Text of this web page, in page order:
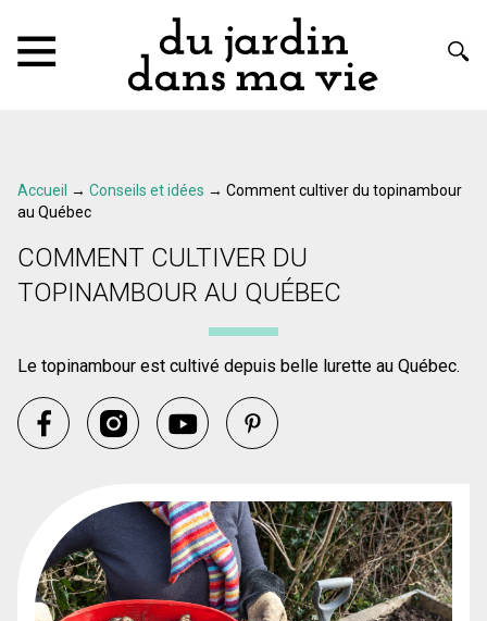
Accueil → Conseils et idées → Comment cultiver du topinambour
au Québec
COMMENT CULTIVER DU
TOPINAMBOUR AU QUÉBEC
Le topinambour est cultivé depuis belle lurette au Québec.